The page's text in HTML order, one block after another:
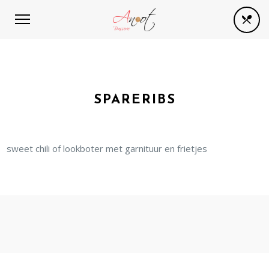
SPARERIBS
sweet chili of lookboter met garnituur en frietjes